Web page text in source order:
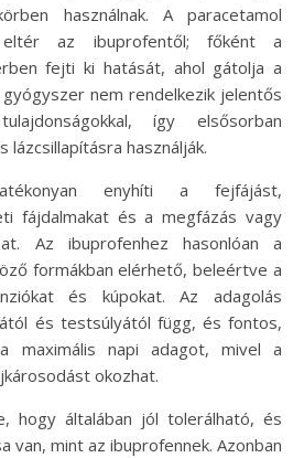
használnak. A paracetamol
eltér az ibuprofentől; főként a
fejti ki hatását, ahol gátolja a
nem rendelkezik jelentős
így elsősorban
lázcsillapításra használják.
enyhíti a fejfájást,
fájdalmakat és a megfázás vagy
Az ibuprofenhez hasonlóan a
formákban elérhető, beleértve a
és kúpokat. Az adagolás
és testsúlyától függ, és fontos,
maximális napi adagot, mivel a
okozhat.
hogy általában jól tolerálható, és
van, mint az ibuprofennek. Azonban